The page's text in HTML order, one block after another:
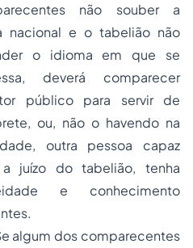
não souber a
nacional e o tabelião não
o idioma em que se
deverá comparecer
público para servir de
ou, não o havendo na
outra pessoa capaz
juízo do tabelião, tenha
e conhecimento
algum dos comparecentes